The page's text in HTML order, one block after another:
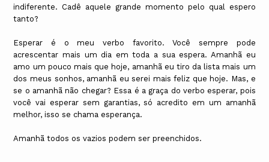
indiferente. Cadê aquele grande momento pelo qual espero
tanto?
Esperar é o meu verbo favorito. Você sempre pode
acrescentar mais um dia em toda a sua espera. Amanhã eu
amo um pouco mais que hoje, amanhã eu tiro da lista mais um
dos meus sonhos, amanhã eu serei mais feliz que hoje. Mas, e
se o amanhã não chegar? Essa é a graça do verbo esperar, pois
você vai esperar sem garantias, só acredito em um amanhã
melhor, isso se chama esperança.
Amanhã todos os vazios podem ser preenchidos.